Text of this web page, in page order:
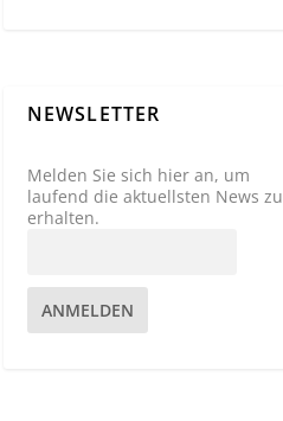
NEWSLETTER
Melden Sie sich hier an, um
laufend die aktuellsten News zu
erhalten.
ANMELDEN